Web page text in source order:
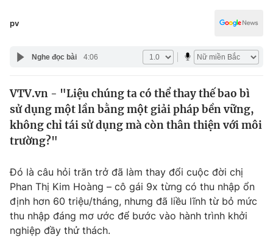
Pháp luật
Thế giới
Tin tức
Thế giới đó đây
Câu chuyện quốc tế
Tài chính
Thị trường
Góc doanh nghiệp
Dữ liệu và đời sống
Truyền hình
Công nghệ
pv
Nghe đọc bài 4:06
VTV.vn - "Liệu chúng ta có thể thay thế bao bì
sử dụng một lần bằng một giải pháp bền vững,
không chỉ tái sử dụng mà còn thân thiện với môi
trường?"
Đó là câu hỏi trăn trở đã làm thay đổi cuộc đời chị
Phan Thị Kim Hoàng – cô gái 9x từng có thu nhập ổn
định hơn 60 triệu/tháng, nhưng đã liều lĩnh từ bỏ mức
thu nhập đáng mơ ước để bước vào hành trình khởi
nghiệp đầy thử thách.